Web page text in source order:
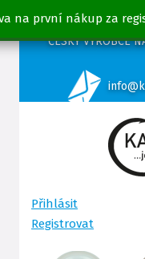
na první nákup za
ČESKÝ VÝROBCE
Přihlásit
Registrovat